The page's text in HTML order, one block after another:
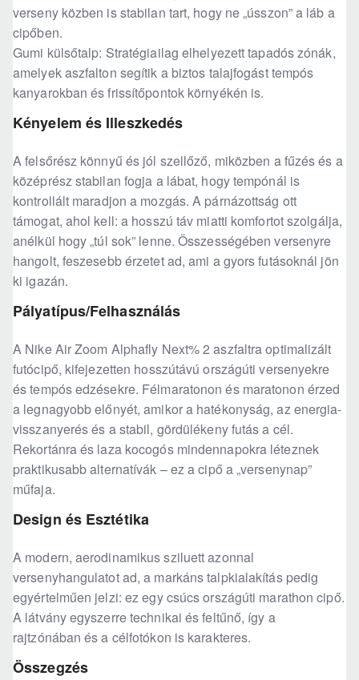
verseny közben is stabilan tart, hogy ne „ússzon” a láb a
cipőben.
Gumi külsőtalp: Stratégiailag elhelyezett tapadós zónák,
amelyek aszfalton segítik a biztos talajfogást tempós
kanyarokban és frissítőpontok környékén is.
Kényelem és Illeszkedés
A felsőrész könnyű és jól szellőző, miközben a fűzés és a
középrész stabilan fogja a lábat, hogy tempónál is
kontrollált maradjon a mozgás. A párnázottság ott
támogat, ahol kell: a hosszú táv miatti komfortot szolgálja,
anélkül hogy „túl sok” lenne. Összességében versenyre
hangolt, feszesebb érzetet ad, ami a gyors futásoknál jön
ki igazán.
Pályatípus/Felhasználás
A Nike Air Zoom Alphafly Next% 2 aszfaltra optimalizált
futócipő, kifejezetten hosszútávú országúti versenyekre
és tempós edzésekre. Félmaratonon és maratonon érzed
a legnagyobb előnyét, amikor a hatékonyság, az energia-
visszanyerés és a stabil, gördülékeny futás a cél.
Rekortánra és laza kocogós mindennapokra léteznek
praktikusabb alternatívák – ez a cipő a „versenynap”
műfaja.
Design és Esztétika
A modern, aerodinamikus sziluett azonnal
versenyhangulatot ad, a markáns talpkialakítás pedig
egyértelműen jelzi: ez egy csúcs országúti marathon cipő.
A látvány egyszerre technikai és feltűnő, így a
rajtzónában és a célfotókon is karakteres.
Összegzés